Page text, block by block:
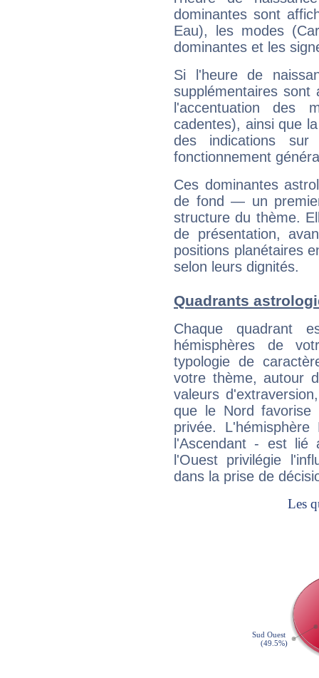
dominantes sont
Eau), les modes
dominantes et les
Si l'heure de
supplémentaires sont
l'accentuation des
cadentes), ainsi que
des indications sur
fonctionnement
Ces dominantes
de fond — un
structure du thème.
de présentation,
positions planétaires
selon leurs dignités.
Quadrants
Chaque quadrant
hémisphères de
typologie de
votre thème, autour
valeurs
que le Nord favorise
privée.
l'Ascendant - est
l'Ouest privilégie
dans la prise de